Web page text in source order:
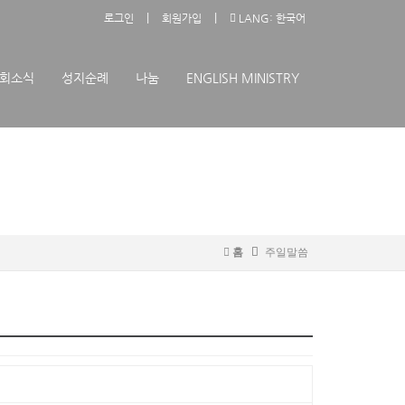
로그인 회원가입 LANG: 한국어
소식 성지순례 나눔 ENGLISH MINISTRY
홈 주일말씀